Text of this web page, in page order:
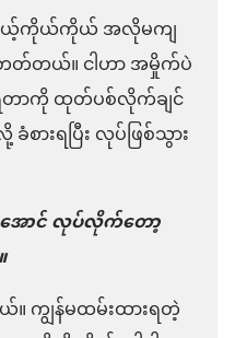
ယ့်ကိုယ်ကိုယ် အလိုမကျ
တ်တယ်။ ငါဟာ အမှိုက်ပဲ
ရတာကို ထုတ်ပစ်လိုက်ချင်
ားရပြီး လုပ်ဖြစ်သွား
ာင် လုပ်လိုက်တော့
ကျွန်မထမ်းထားရတဲ့